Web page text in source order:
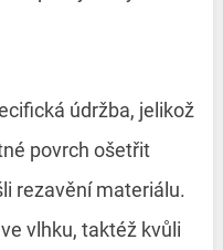
údržba, jelikož
povrch ošetřit
rezavění materiálu.
vlhku, taktéž kvůli